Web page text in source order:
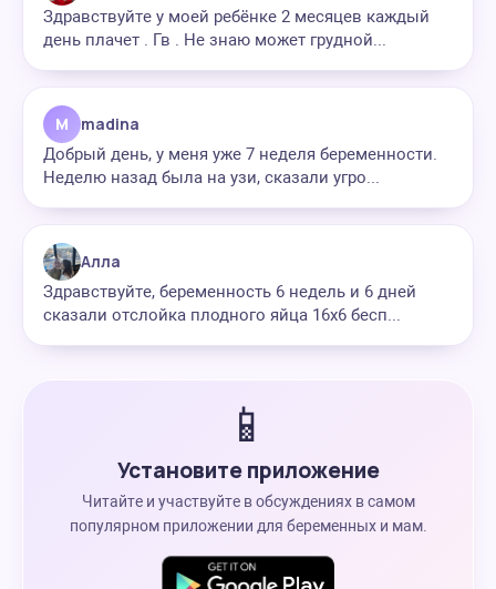
Здравствуйте у моей ребёнке 2 месяцев каждый
день плачет . Гв . Не знаю может грудной...
M madina
Добрый день, у меня уже 7 неделя беременности.
Неделю назад была на узи, сказали угро...
Алла
Здравствуйте, беременность 6 недель и 6 дней
сказали отслойка плодного яйца 16х6 бесп...
📱
Установите приложение
Читайте и участвуйте в обсуждениях в самом
популярном приложении для беременных и мам.